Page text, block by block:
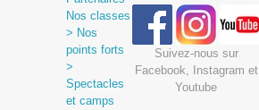
Nos classes
> Nos
points forts
>
Spectacles
et camps
Suivez-nous sur
Facebook, Instagram et
Youtube